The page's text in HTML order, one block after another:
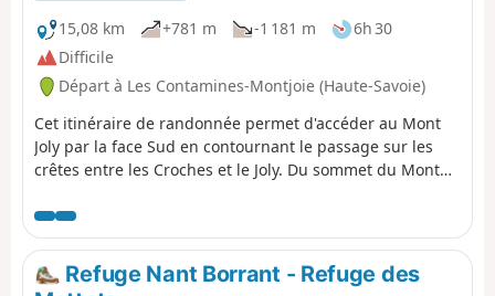
15,08 km
+781 m -1 181 m
6h 30
Difficile
Départ à Les Contamines-Montjoie (Haute-Savoie)
Cet itinéraire de randonnée permet d'accéder au Mont
Joly par la face Sud en contournant le passage sur les
crêtes entre les Croches et le Joly. Du sommet du Mont
retour est engagé avec une pente descendante
importante.
Refuge Nant Borrant - Refuge des